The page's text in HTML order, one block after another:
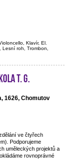
Klavír, El.
roh, Trombon,
T. G.
1626, Chomutov
ve čtyřech
Podporujeme
uměleckých projektů a
rovnoprávné